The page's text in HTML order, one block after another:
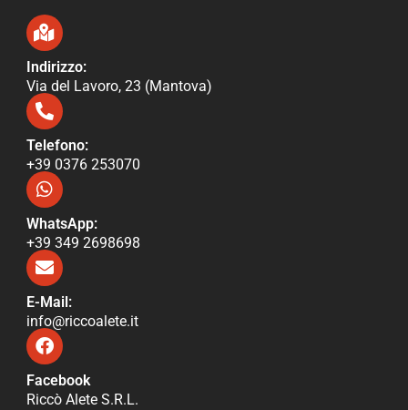
Indirizzo:
Via del Lavoro, 23 (Mantova)
Telefono:
+39 0376 253070​
WhatsApp:
+39 349 2698698
E-Mail:
info@riccoalete​.it
Facebook
Riccò Alete S.R.L.